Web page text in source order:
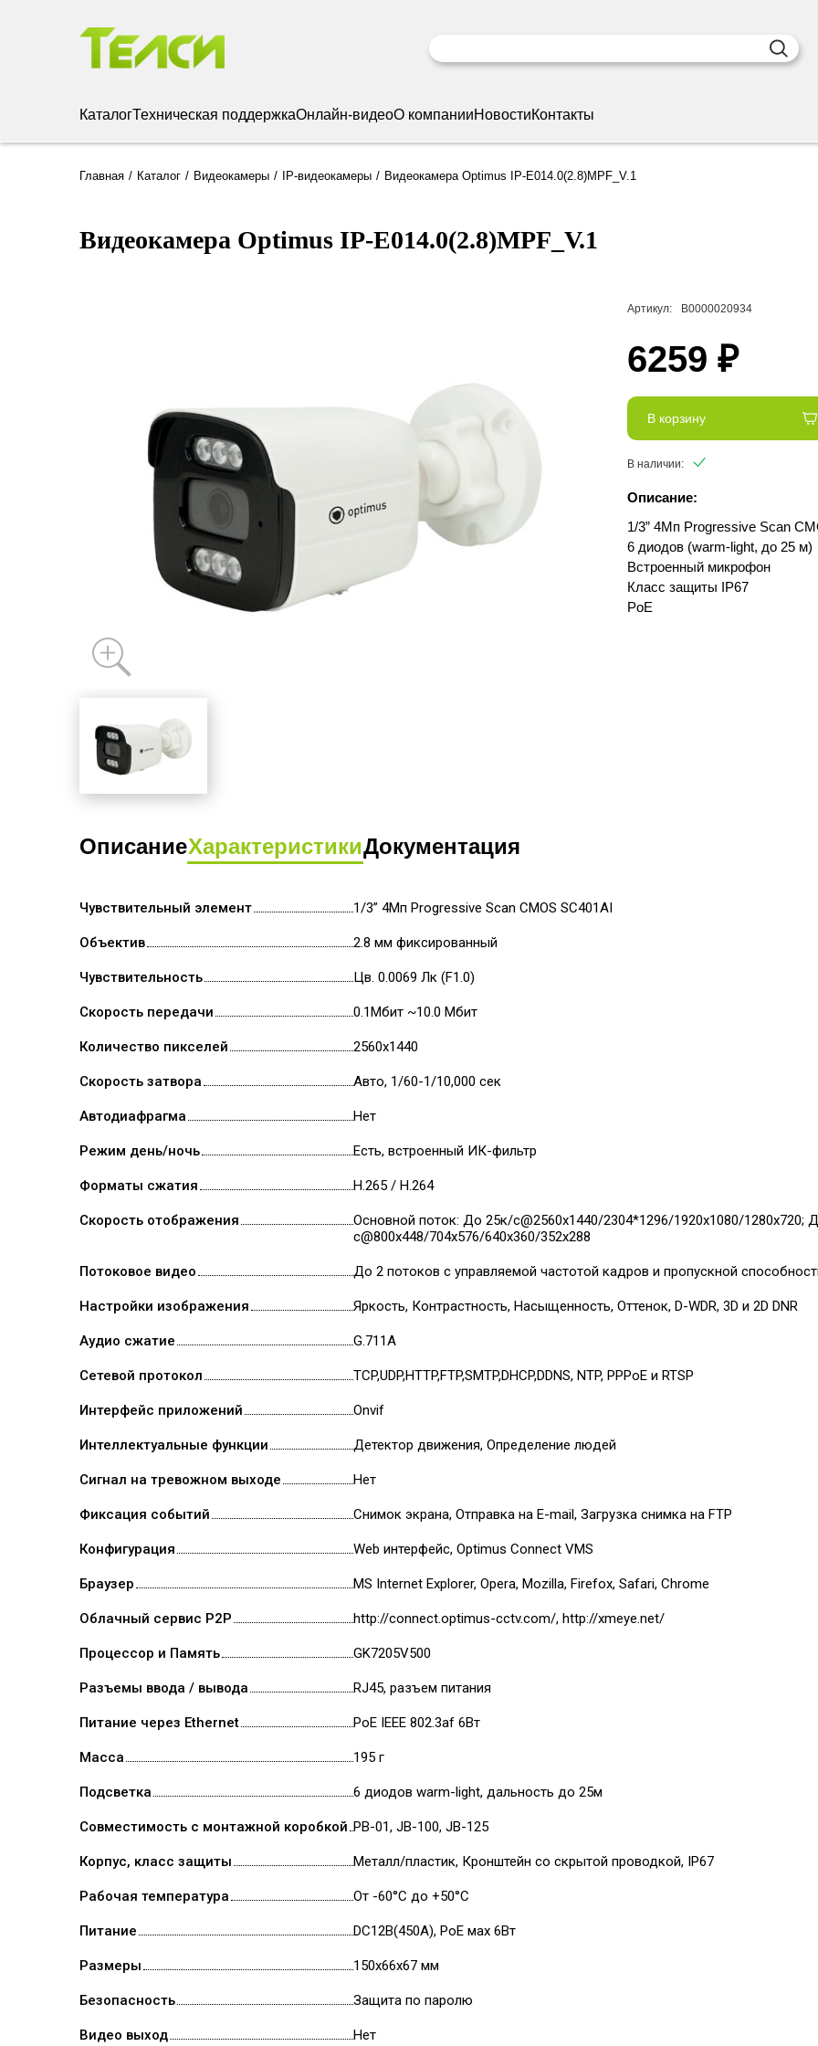
КаталогТехническая поддержкаОнлайн-видеоО компанииНовостиКонтакты
Главная Каталог Видеокамеры IP-видеокамеры Видеокамера Optimus IP-E014.0(2.8)MPF_V.1
Видеокамера Optimus IP-E014.0(2.8)MPF_V.1
Артикул: В0000020934
6259 ₽
В корзину
В наличии:
Описание:
1/3” 4Мп Progressive Scan
6 диодов (warm-light, до 25 м)
Встроенный микрофон
Класс защиты IР67
PoE
ОписаниеХарактеристикиДокументация
Чувствительный элемент 1/3” 4Мп Progressive Scan CMOS SC401AI
Объектив 2.8 мм фиксированный
Чувствительность Цв. 0.0069 Лк (F1.0)
Скорость передачи 0.1Мбит ~10.0 Мбит
Количество пикселей 2560х1440
Скорость затвора Авто, 1/60-1/10,000 сек
Автодиафрагма Нет
Режим день/ночь Есть, встроенный ИК-фильтр
Форматы сжатия H.265 / H.264
Скорость отображения
Основной поток: До 25к/с@2560x1440/2304*1296/1920х1080/1280x720;
с@800x448/704х576/640x360/352х288
Потоковое видео До 2 потоков с управляемой частотой кадров и пропускной
Настройки изображения Яркость, Контрастность, Насыщенность, Оттенок, D-WDR, 3D и 2D DNR
Аудио сжатие G.711A
Сетевой протокол TCP,UDP,HTTP,FTP,SMTP,DHCP,DDNS, NTP, PPPoE и RTSP
Интерфейс приложений Onvif
Интеллектуальные функции Детектор движения, Определение людей
Сигнал на тревожном выходе Нет
Фиксация событий Снимок экрана, Отправка на E-mail, Загрузка снимка на FTP
Конфигурация Web интерфейс, Optimus Connect VMS
Браузер MS Internet Explorer, Opera, Mozilla, Firefox, Safari, Chrome
Облачный сервис P2P http://connect.optimus-cctv.com/, http://xmeye.net/
Процессор и Память GK7205V500
Разъемы ввода / вывода RJ45, разъем питания
Питание через Ethernet PoE IEEE 802.3af 6Вт
Масса 195 г
Подсветка 6 диодов warm-light, дальность до 25м
Совместимость с монтажной коробкой PB-01, JB-100, JB-125
Корпус, класс защиты Металл/пластик, Кронштейн со скрытой проводкой, IP67
Рабочая температура От -60°С до +50°С
Питание DC12В(450А), PoE мах 6Вт
Размеры 150х66х67 мм
Безопасность Защита по паролю
Видео выход Нет